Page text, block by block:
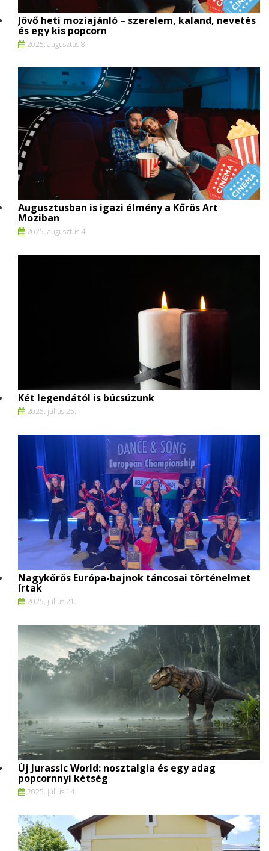
Jövő heti moziajánló – szerelem, kaland, nevetés
és egy kis popcorn
2025. augusztus 8.
Augusztusban is igazi élmény a Kőrös Art
Moziban
2025. augusztus 4.
Két legendától is búcsúzunk
2025. július 25.
Nagykőrös Európa-bajnok táncosai történelmet
írtak
2025. július 21.
Új Jurassic World: nosztalgia és egy adag
popcornnyi kétség
2025. július 14.